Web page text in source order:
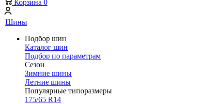
Корзина 0
Шины
Подбор шин
Каталог шин
Подбор по параметрам
Сезон
Зимние шины
Летние шины
Популярные типоразмеры
175/65 R14